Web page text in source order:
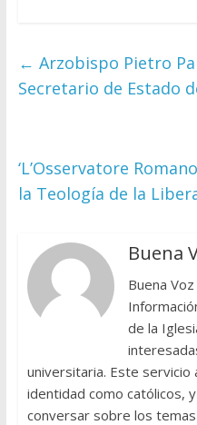
← Arzobispo Pietro
Secretario de Estado
‘L’Osservatore
la Teología de la
Buena
Buena
de la
universitaria. Este servicio
identidad como católicos,
conversar sobre los